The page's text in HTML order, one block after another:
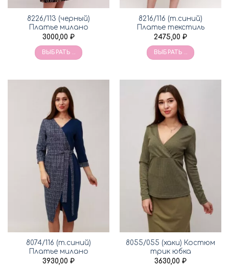
8226/113 (черный)
Платье милано
3000,00 ₽
ВЫБРАТЬ ...
8216/116 (т.синий)
Платье текстиль
2475,00 ₽
ВЫБРАТЬ ...
8074/116 (т.синий)
Платье милано
3930,00 ₽
8055/055 (хаки) Костюм
трик юбка
3630,00 ₽